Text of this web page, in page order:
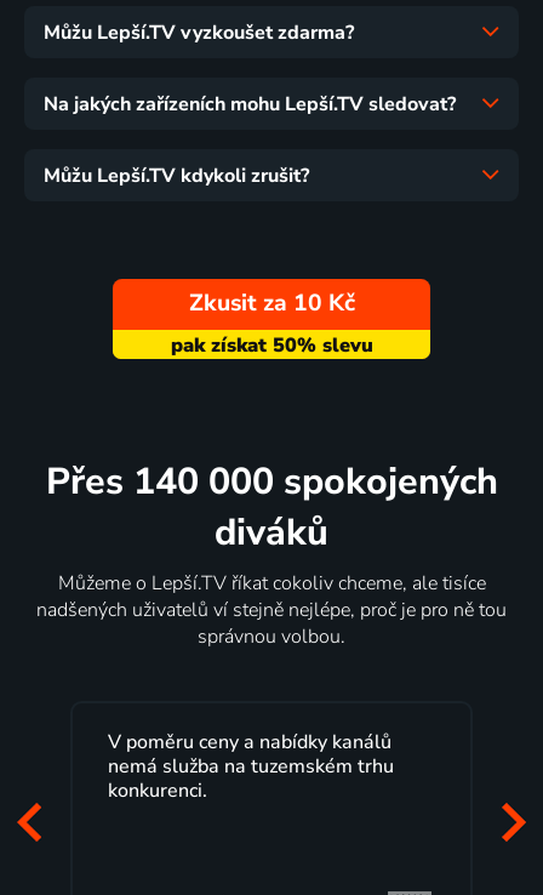
Můžu Lepší.TV vyzkoušet zdarma?
Na jakých zařízeních mohu Lepší.TV sledovat?
Můžu Lepší.TV kdykoli zrušit?
Zkusit za 10 Kč
Přes 140 000 spokojených
diváků
Můžeme o Lepší.TV říkat cokoliv chceme, ale tisíce
nadšených uživatelů ví stejně nejlépe, proč je pro ně tou
správnou volbou.
Lepší.TV sleduji už několik let s
maximální spokojeností. Velký výběr
programů a nemuset běžet k TV na